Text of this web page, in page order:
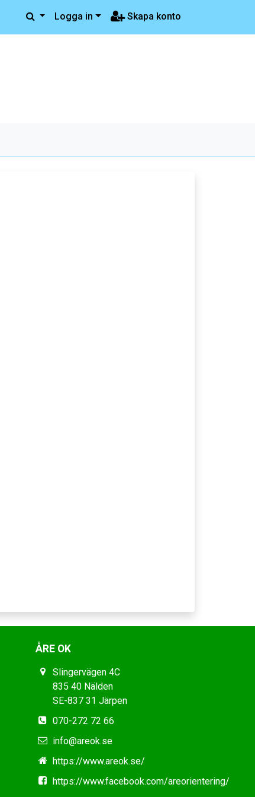
Logga in Skapa konto
ÅRE OK
Slingervägen 4C
835 40 Nälden
SE-837 31 Järpen
070-272 72 66
info@areok.se
https://www.areok.se/
https://www.facebook.com/areorientering/